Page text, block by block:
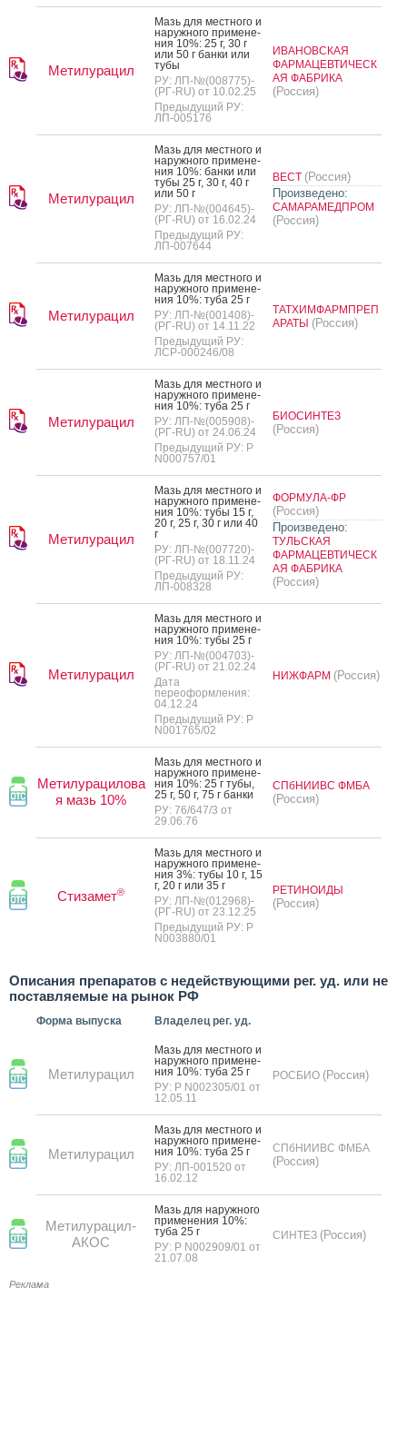
Метилурацил
Мазь для мес­тно­го и
на­руж­но­го при­мене­
ния 10%: 25 г, 30 г
или 50 г бан­ки или
ту­бы
РУ: ЛП-№(008775)-
(РГ-RU) от 10.02.25
Предыдущий РУ:
ЛП-005176
ИВАНОВСКАЯ
ФАРМАЦЕВТИЧЕСК
АЯ ФАБРИКА
(Россия)
Метилурацил
Мазь для мес­тно­го и
на­руж­но­го при­мене­
ния 10%: бан­ки или
ту­бы 25 г, 30 г, 40 г
или 50 г
РУ: ЛП-№(004645)-
(РГ-RU) от 16.02.24
Предыдущий РУ:
ЛП-007644
ВЕСТ (Россия)
Произведено:
САМАРАМЕДПРОМ
(Россия)
Метилурацил
Мазь для мес­тно­го и
на­руж­но­го при­мене­
ния 10%: ту­ба 25 г
РУ: ЛП-№(001408)-
(РГ-RU) от 14.11.22
Предыдущий РУ:
ЛСР-000246/08
ТАТХИМФАРМПРЕП
АРАТЫ (Россия)
Метилурацил
Мазь для мес­тно­го и
на­руж­но­го при­мене­
ния 10%: ту­ба 25 г
РУ: ЛП-№(005908)-
(РГ-RU) от 24.06.24
Предыдущий РУ: Р
N000757/01
БИОСИНТЕЗ
(Россия)
Метилурацил
Мазь для мес­тно­го и
на­руж­но­го при­мене­
ния 10%: ту­бы 15 г,
20 г, 25 г, 30 г или 40
г
РУ: ЛП-№(007720)-
(РГ-RU) от 18.11.24
Предыдущий РУ:
ЛП-008328
ФОРМУЛА-ФР
(Россия)
Произведено:
ТУЛЬСКАЯ
ФАРМАЦЕВТИЧЕСК
АЯ ФАБРИКА
(Россия)
Метилурацил
Мазь для мес­тно­го и
на­руж­но­го при­мене­
ния 10%: ту­бы 25 г
РУ: ЛП-№(004703)-
(РГ-RU) от 21.02.24
Дата
переоформления:
04.12.24
Предыдущий РУ: Р
N001765/02
НИЖФАРМ (Россия)
Метилурацилова
я мазь 10%
Мазь для мес­тно­го и
на­руж­но­го при­мене­
ния 10%: 25 г ту­бы,
25 г, 50 г, 75 г бан­ки
РУ: 76/647/3 от
29.06.76
СПбНИИВС ФМБА
(Россия)
Стизамет®
Мазь для мес­тно­го и
на­руж­но­го при­мене­
ния 3%: ту­бы 10 г, 15
г, 20 г или 35 г
РУ: ЛП-№(012968)-
(РГ-RU) от 23.12.25
Предыдущий РУ: Р
N003880/01
РЕТИНОИДЫ
(Россия)
Описания препаратов с недействующими рег. уд. или не
поставляемые на рынок РФ
Форма выпуска Владелец рег. уд.
Метилурацил
Мазь для мес­тно­го и
на­руж­но­го при­мене­
ния 10%: ту­ба 25 г
РУ: Р N002305/01 от
12.05.11
РОСБИО (Россия)
Метилурацил
Мазь для мес­тно­го и
на­руж­но­го при­мене­
ния 10%: ту­ба 25 г
РУ: ЛП-001520 от
16.02.12
СПбНИИВС ФМБА
(Россия)
Метилурацил-
АКОС
Мазь для на­руж­но­го
при­мене­ния 10%:
ту­ба 25 г
РУ: Р N002909/01 от
21.07.08
СИНТЕЗ (Россия)
Реклама